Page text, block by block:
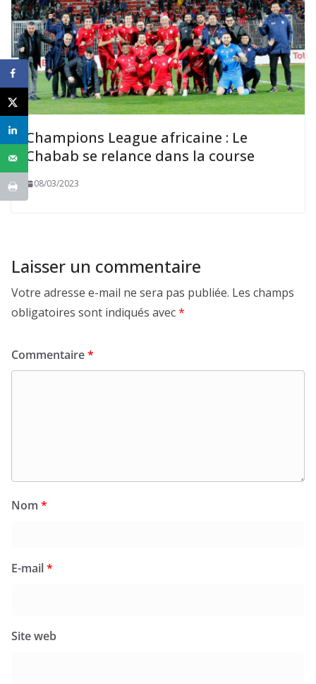
Champions League africaine : Le
Chabab se relance dans la course
08/03/2023
Laisser un commentaire
Votre adresse e-mail ne sera pas publiée. Les champs
obligatoires sont indiqués avec*
Commentaire*
Nom *
E-mail*
Site web